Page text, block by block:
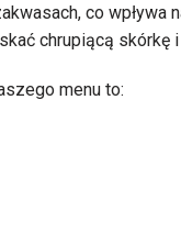
co
chrupiącą skórkę
menu to: